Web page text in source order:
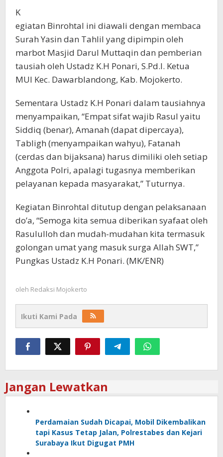
K
egiatan Binrohtal ini diawali dengan membaca
Surah Yasin dan Tahlil yang dipimpin oleh
marbot Masjid Darul Muttaqin dan pemberian
tausiah oleh Ustadz K.H Ponari, S.Pd.I. Ketua
MUI Kec. Dawarblandong, Kab. Mojokerto.
Sementara Ustadz K.H Ponari dalam tausiahnya
menyampaikan, “Empat sifat wajib Rasul yaitu
Siddiq (benar), Amanah (dapat dipercaya),
Tabligh (menyampaikan wahyu), Fatanah
(cerdas dan bijaksana) harus dimiliki oleh setiap
Anggota Polri, apalagi tugasnya memberikan
pelayanan kepada masyarakat,” Tuturnya.
Kegiatan Binrohtal ditutup dengan pelaksanaan
do’a, “Semoga kita semua diberikan syafaat oleh
Rasululloh dan mudah-mudahan kita termasuk
golongan umat yang masuk surga Allah SWT,”
Pungkas Ustadz K.H Ponari. (MK/ENR)
oleh Redaksi Mojokerto
Ikuti Kami Pada
Jangan Lewatkan
Perdamaian Sudah Dicapai, Mobil Dikembalikan
tapi Kasus Tetap Jalan, Polrestabes dan Kejari
Surabaya Ikut Digugat PMH